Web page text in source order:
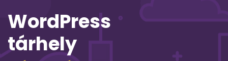
WordPress
tárhely